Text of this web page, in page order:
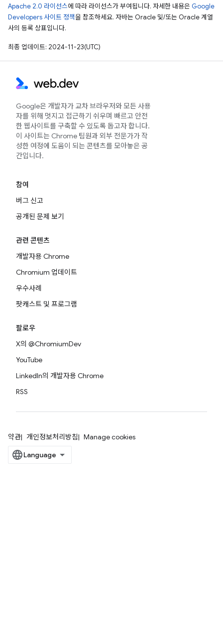
Apache 2.0 라이선스에 따라 라이선스가 부여됩니다. 자세한 내용은 Google
Developers 사이트 정책을 참조하세요. 자바는 Oracle 및/또는 Oracle 계열
사의 등록 상표입니다.
최종 업데이트: 2024-11-23(UTC)
Google은 개발자가 교차 브라우저와 모든 사용
자를 위해 멋지고 접근하기 쉬우며 빠르고 안전
한 웹사이트를 구축할 수 있도록 돕고자 합니다.
이 사이트는 Chrome 팀원과 외부 전문가가 작
성한 여정에 도움이 되는 콘텐츠를 모아놓은 공
간입니다.
참여
버그 신고
공개된 문제 보기
관련 콘텐츠
개발자용 Chrome
Chromium 업데이트
우수사례
팟캐스트 및 프로그램
팔로우
X의 @ChromiumDev
YouTube
LinkedIn의 개발자용 Chrome
RSS
약관 개인정보처리방침 Manage cookies